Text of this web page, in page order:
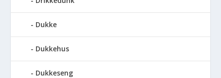
Dukke
Dukkehus
Dukkeseng